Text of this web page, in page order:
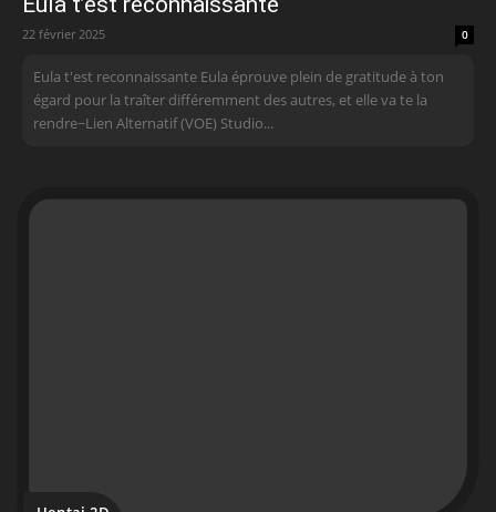
22 février 2025 0
Eula t'est reconnaissante Eula éprouve plein de gratitude à ton
égard pour la traîter différemment des autres, et elle va te la
rendre~Lien Alternatif (VOE) Studio...